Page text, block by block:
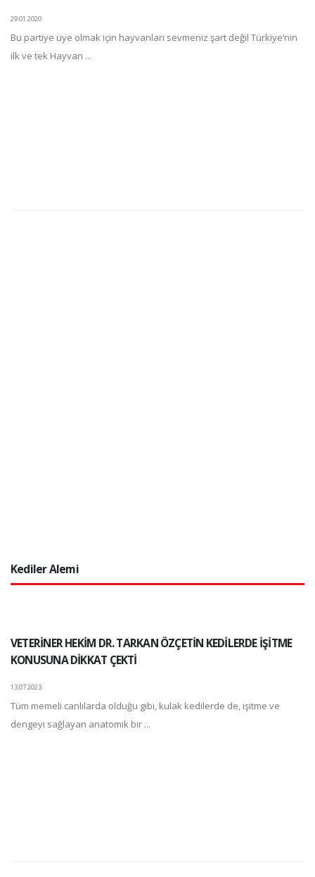
29.01.2020
Bu partiye üye olmak için hayvanları sevmeniz şart değil Türkiye’nin
ilk ve tek Hayvan ...
Kediler Alemi
VETERİNER HEKİM DR. TARKAN ÖZÇETİN KEDİLERDE İŞİTME
KONUSUNA DİKKAT ÇEKTİ
13.07.2023
Tüm memeli canlılarda olduğu gibi, kulak kedilerde de, işitme ve
dengeyi sağlayan anatomik bir ...